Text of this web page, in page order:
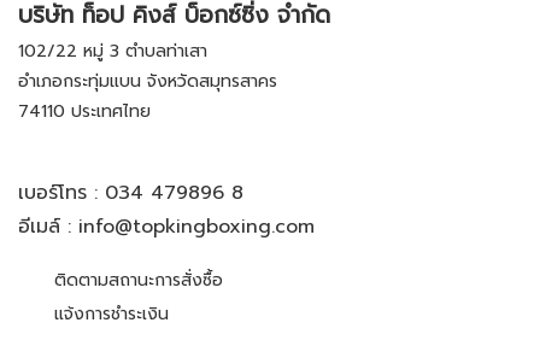
บริษัท ท็อป คิงส์ บ็อกซ์ซิ่ง จำกัด
102/22 หมู่ 3 ตำบลท่าเสา
อำเภอกระทุ่มแบน จังหวัดสมุทรสาคร
74110 ประเทศไทย
เบอร์โทร : 034 479896 8
อีเมล์ : info@topkingboxing.com
ติดตามสถานะการสั่งซื้อ
แจ้งการชำระเงิน